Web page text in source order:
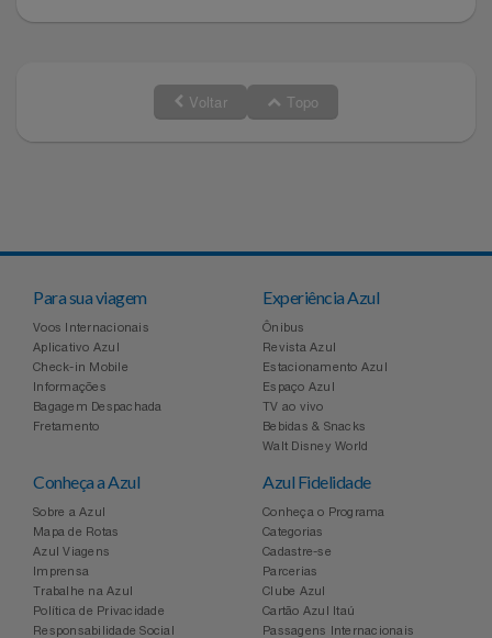
Voltar Topo
Para sua viagem
Voos Internacionais
Aplicativo Azul
Check-in Mobile
Informações
Bagagem Despachada
Fretamento
Experiência Azul
Ônibus
Revista Azul
Estacionamento Azul
Espaço Azul
TV ao vivo
Bebidas & Snacks
Walt Disney World
Conheça a Azul
Sobre a Azul
Mapa de Rotas
Azul Viagens
Imprensa
Trabalhe na Azul
Política de Privacidade
Responsabilidade Social
Azul Fidelidade
Conheça o Programa
Categorias
Cadastre-se
Parcerias
Clube Azul
Cartão Azul Itaú
Passagens Internacionais